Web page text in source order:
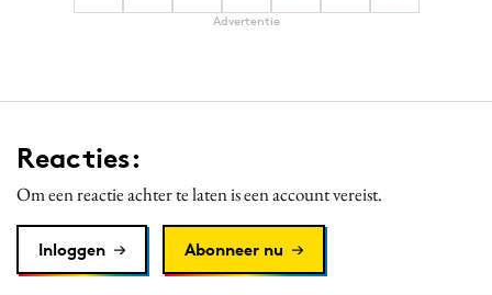
Advertentie
Reacties:
Om een reactie achter te laten is een account vereist.
Inloggen Abonneer nu